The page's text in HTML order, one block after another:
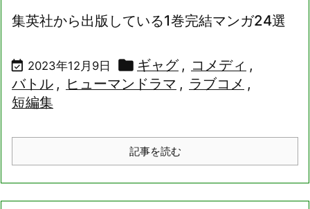
集英社から出版している1巻完結マンガ24選
 2023年12月9日  ギャグ , コメディ ,
バトル , ヒューマンドラマ , ラブコメ ,
短編集
記事を読む